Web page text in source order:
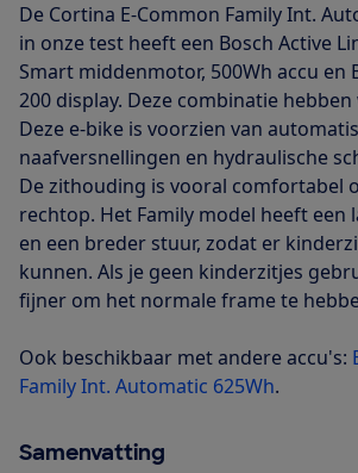
De Cortina E-Common Family Int.
in onze test heeft een Bosch Active
Smart middenmotor, 500Wh accu en
200 display. Deze combinatie
Deze e-bike is voorzien van
naafversnellingen en hydraulische
De zithouding is vooral comfortabel
rechtop. Het Family model heeft een
en een breder stuur, zodat er
kunnen. Als je geen kinderzitjes
fijner om het normale frame te
Ook beschikbaar met andere accu's:
Family Int. Automatic 625Wh.
Samenvatting